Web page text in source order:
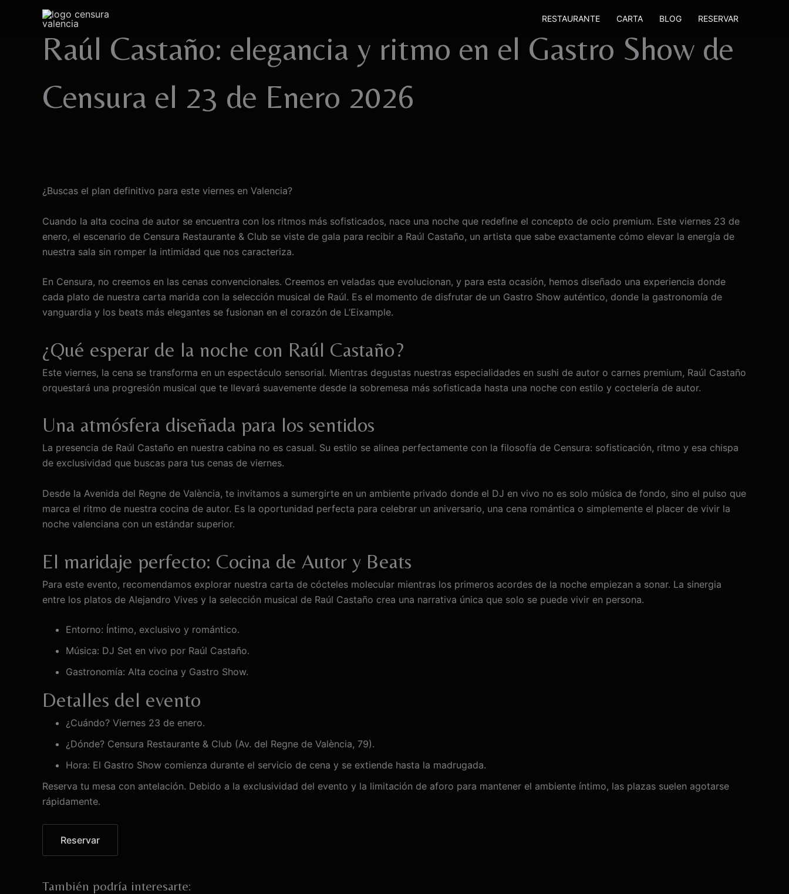
RESTAURANTE CARTA BLOG RESERVAR
Raúl Castaño: elegancia y ritmo en el Gastro Show de
Censura el 23 de Enero 2026
¿Buscas el plan definitivo para este viernes en Valencia?
Cuando la alta cocina de autor se encuentra con los ritmos más sofisticados, nace una noche que redefine el concepto de ocio premium. Este viernes 23 de
enero, el escenario de Censura Restaurante & Club se viste de gala para recibir a Raúl Castaño, un artista que sabe exactamente cómo elevar la energía de
nuestra sala sin romper la intimidad que nos caracteriza.
En Censura, no creemos en las cenas convencionales. Creemos en veladas que evolucionan, y para esta ocasión, hemos diseñado una experiencia donde
cada plato de nuestra carta marida con la selección musical de Raúl. Es el momento de disfrutar de un Gastro Show auténtico, donde la gastronomía de
vanguardia y los beats más elegantes se fusionan en el corazón de L’Eixample.
¿Qué esperar de la noche con Raúl Castaño?
Este viernes, la cena se transforma en un espectáculo sensorial. Mientras degustas nuestras especialidades en sushi de autor o carnes premium, Raúl Castaño
orquestará una progresión musical que te llevará suavemente desde la sobremesa más sofisticada hasta una noche con estilo y coctelería de autor.
Una atmósfera diseñada para los sentidos
La presencia de Raúl Castaño en nuestra cabina no es casual. Su estilo se alinea perfectamente con la filosofía de Censura: sofisticación, ritmo y esa chispa
de exclusividad que buscas para tus cenas de viernes.
Desde la Avenida del Regne de València, te invitamos a sumergirte en un ambiente privado donde el DJ en vivo no es solo música de fondo, sino el pulso que
marca el ritmo de nuestra cocina de autor. Es la oportunidad perfecta para celebrar un aniversario, una cena romántica o simplemente el placer de vivir la
noche valenciana con un estándar superior.
El maridaje perfecto: Cocina de Autor y Beats
Para este evento, recomendamos explorar nuestra carta de cócteles molecular mientras los primeros acordes de la noche empiezan a sonar. La sinergia
entre los platos de Alejandro Vives y la selección musical de Raúl Castaño crea una narrativa única que solo se puede vivir en persona.
Entorno: Íntimo, exclusivo y romántico.
Música: DJ Set en vivo por Raúl Castaño.
Gastronomía: Alta cocina y Gastro Show.
Detalles del evento
¿Cuándo? Viernes 23 de enero.
¿Dónde? Censura Restaurante & Club (Av. del Regne de València, 79).
Hora: El Gastro Show comienza durante el servicio de cena y se extiende hasta la madrugada.
Reserva tu mesa con antelación. Debido a la exclusividad del evento y la limitación de aforo para mantener el ambiente íntimo, las plazas suelen agotarse
rápidamente.
Reservar
También podría interesarte: